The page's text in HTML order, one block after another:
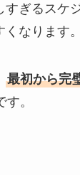
すぎるスケ
なります。
最初から完
す。